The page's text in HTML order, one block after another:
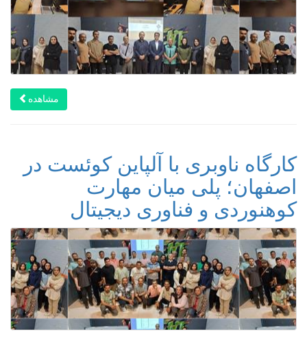
مشاهده
کارگاه ناوبری با آلپاین کوئست در
اصفهان؛ پلی میان مهارت
کوهنوردی و فناوری دیجیتال